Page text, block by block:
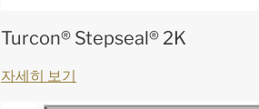
Turcon® Stepseal® 2K
자세히 보기